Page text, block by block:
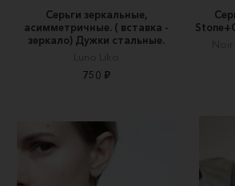
Серьги зеркальные,
асимметричные. ( вставка -
зеркало) Дужки стальные.
Luno Liko
750 ₽
Noir